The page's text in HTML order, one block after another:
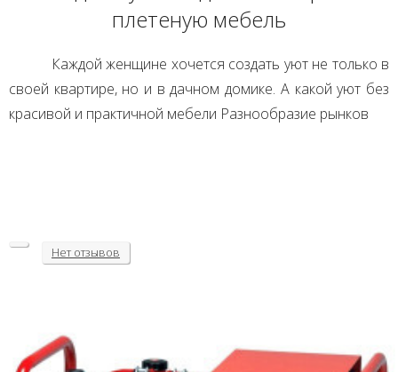
плетеную мебель
Каждой женщине хочется создать уют не только в
своей квартире, но и в дачном домике. А какой уют без
красивой и практичной мебели Разнообразие рынков
Нет отзывов